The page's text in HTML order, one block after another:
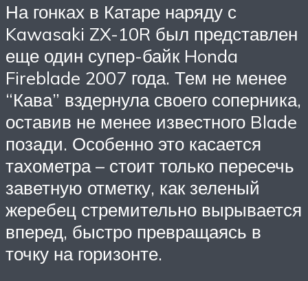
На гонках в Катаре наряду с
Kawasaki ZX-10R был представлен
еще один супер-байк Honda
Fireblade 2007 года. Тем не менее
“Кава” вздернула своего соперника,
оставив не менее известного Blade
позади. Особенно это касается
тахометра – стоит только пересечь
заветную отметку, как зеленый
жеребец стремительно вырывается
вперед, быстро превращаясь в
точку на горизонте.